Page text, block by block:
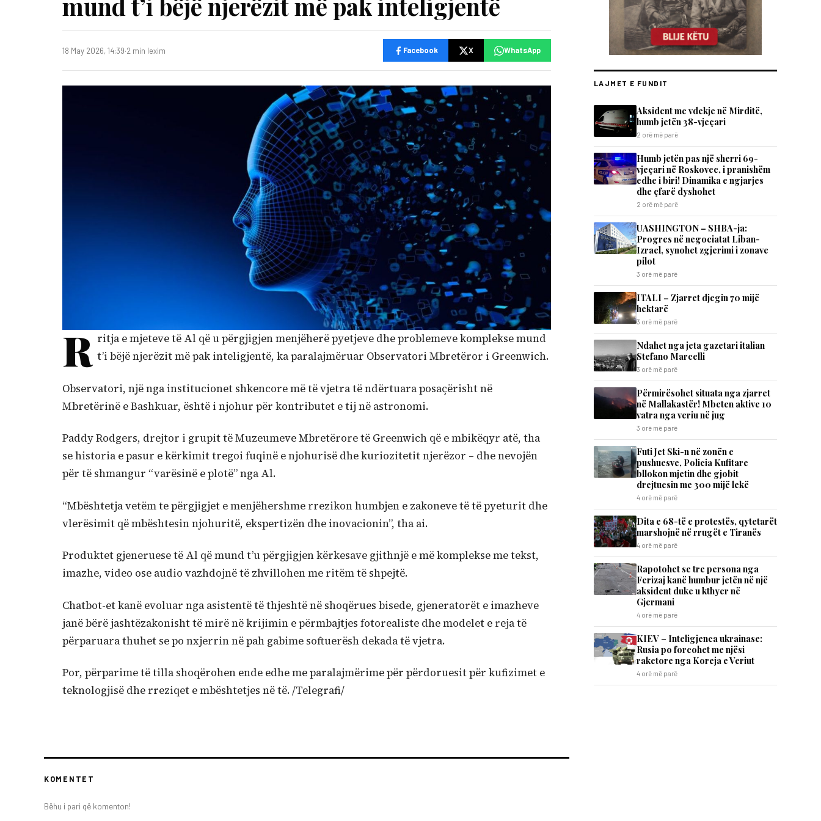
18 May 2026, 14:39·2 min lexim Facebook X WhatsApp
R ritja e mjeteve të Al që u përgjigjen menjëherë pyetjeve dhe problemeve komplekse mund
t’i bëjë njerëzit më pak inteligjentë, ka paralajmëruar Observatori Mbretëror i Greenwich.
Observatori, një nga institucionet shkencore më të vjetra të ndërtuara posaçërisht në
Mbretërinë e Bashkuar, është i njohur për kontributet e tij në astronomi.
Paddy Rodgers, drejtor i grupit të Muzeumeve Mbretërore të Greenwich që e mbikëqyr atë, tha
se historia e pasur e kërkimit tregoi fuqinë e njohurisë dhe kuriozitetit njerëzor – dhe nevojën
për të shmangur “varësinë e plotë” nga Al.
“Mbështetja vetëm te përgjigjet e menjëhershme rrezikon humbjen e zakoneve të të pyeturit dhe
vlerësimit që mbështesin njohuritë, ekspertizën dhe inovacionin”, tha ai.
Produktet gjeneruese të Al që mund t’u përgjigjen kërkesave gjithnjë e më komplekse me tekst,
imazhe, video ose audio vazhdojnë të zhvillohen me ritëm të shpejtë.
Chatbot-et kanë evoluar nga asistentë të thjeshtë në shoqërues bisede, gjeneratorët e imazheve
janë bërë jashtëzakonisht të mirë në krijimin e përmbajtjes fotorealiste dhe modelet e reja të
përparuara thuhet se po nxjerrin në pah gabime softuerësh dekada të vjetra.
Por, përparime të tilla shoqërohen ende edhe me paralajmërime për përdoruesit për kufizimet e
teknologjisë dhe rreziqet e mbështetjes në të. /Telegrafi/
KOMENTET
Bëhu i pari që komenton!
LAJMET E FUNDIT
Aksident me vdekje në Mirditë,
humb jetën 38-vjeçari
2 orë më parë
Humb jetën pas një sherri 69-
vjeçari në Roskovec, i pranishëm
edhe i biri! Dinamika e ngjarjes
dhe çfarë dyshohet
2 orë më parë
UASHINGTON – SHBA-ja:
Progres në negociatat Liban-
Izrael, synohet zgjerimi i zonave
pilot
3 orë më parë
ITALI – Zjarret djegin 70 mijë
hektarë
3 orë më parë
Ndahet nga jeta gazetari italian
Stefano Marcelli
3 orë më parë
Përmirësohet situata nga zjarret
në Mallakastër! Mbeten aktive 10
vatra nga veriu në jug
3 orë më parë
Futi Jet Ski-n në zonën e
pushuesve, Policia Kufitare
bllokon mjetin dhe gjobit
drejtuesin me 300 mijë lekë
4 orë më parë
Dita e 68-të e protestës, qytetarët
marshojnë në rrugët e Tiranës
4 orë më parë
Rapotohet se tre persona nga
Ferizaj kanë humbur jetën në një
aksident duke u kthyer në
Gjermani
4 orë më parë
KIEV – Inteligjenca ukrainase:
Rusia po forcohet me njësi
raketore nga Koreja e Veriut
4 orë më parë